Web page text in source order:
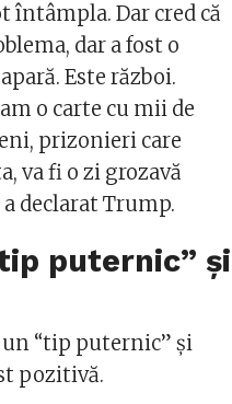
întâmpla. Dar cred că
dar a fost o
Este război.
o carte cu mii de
prizonieri care
va fi o zi grozavă
declarat Trump.
puternic” şi
“tip puternic” şi
pozitivă.